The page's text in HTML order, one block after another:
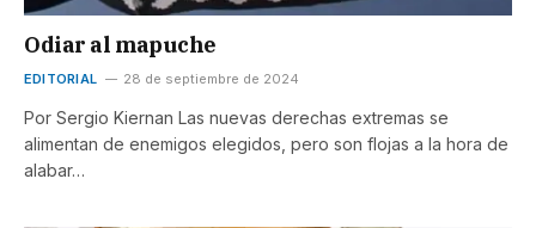
Odiar al mapuche
EDITORIAL 28 de septiembre de 2024
Por Sergio Kiernan Las nuevas derechas extremas se
alimentan de enemigos elegidos, pero son flojas a la hora de
alabar…